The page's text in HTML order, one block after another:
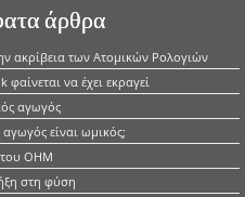
άρθρα
ακρίβεια των Ατομικών Ρολογιών
να έχει εκραγεί
αγωγός
αγωγός είναι ωμικός;
OHM
στη φύση